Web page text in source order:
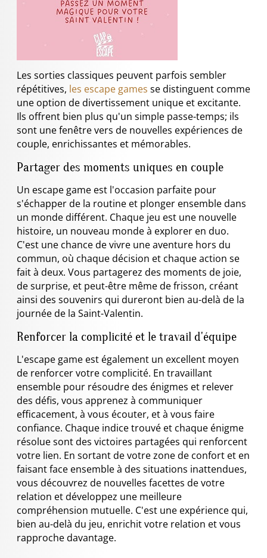
Les sorties classiques peuvent parfois sembler
répétitives, les escape games se distinguent comme
une option de divertissement unique et excitante.
Ils offrent bien plus qu'un simple passe-temps; ils
sont une fenêtre vers de nouvelles expériences de
couple, enrichissantes et mémorables.
Partager des moments uniques en couple
Un escape game est l'occasion parfaite pour
s'échapper de la routine et plonger ensemble dans
un monde différent. Chaque jeu est une nouvelle
histoire, un nouveau monde à explorer en duo.
C'est une chance de vivre une aventure hors du
commun, où chaque décision et chaque action se
fait à deux. Vous partagerez des moments de joie,
de surprise, et peut-être même de frisson, créant
ainsi des souvenirs qui dureront bien au-delà de la
journée de la Saint-Valentin.
Renforcer la complicité et le travail d'équipe
L'escape game est également un excellent moyen
de renforcer votre complicité. En travaillant
ensemble pour résoudre des énigmes et relever
des défis, vous apprenez à communiquer
efficacement, à vous écouter, et à vous faire
confiance. Chaque indice trouvé et chaque énigme
résolue sont des victoires partagées qui renforcent
votre lien. En sortant de votre zone de confort et en
faisant face ensemble à des situations inattendues,
vous découvrez de nouvelles facettes de votre
relation et développez une meilleure
compréhension mutuelle. C'est une expérience qui,
bien au-delà du jeu, enrichit votre relation et vous
rapproche davantage.